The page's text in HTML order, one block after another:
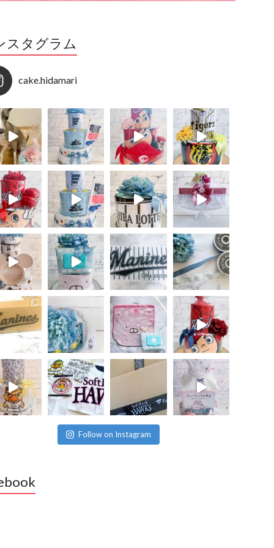
スタグラム
cake.hidamari
Follow on Instagram